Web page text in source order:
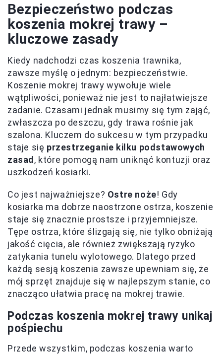
Bezpieczeństwo podczas
koszenia mokrej trawy –
kluczowe zasady
Kiedy nadchodzi czas koszenia trawnika,
zawsze myślę o jednym: bezpieczeństwie.
Koszenie mokrej trawy wywołuje wiele
wątpliwości, ponieważ nie jest to najłatwiejsze
zadanie. Czasami jednak musimy się tym zająć,
zwłaszcza po deszczu, gdy trawa rośnie jak
szalona. Kluczem do sukcesu w tym przypadku
staje się przestrzeganie kilku podstawowych
zasad, które pomogą nam uniknąć kontuzji oraz
uszkodzeń kosiarki.
Co jest najważniejsze? Ostre noże! Gdy
kosiarka ma dobrze naostrzone ostrza, koszenie
staje się znacznie prostsze i przyjemniejsze.
Tępe ostrza, które ślizgają się, nie tylko obniżają
jakość cięcia, ale również zwiększają ryzyko
zatykania tunelu wylotowego. Dlatego przed
każdą sesją koszenia zawsze upewniam się, że
mój sprzęt znajduje się w najlepszym stanie, co
znacząco ułatwia pracę na mokrej trawie.
Podczas koszenia mokrej trawy unikaj
pośpiechu
Przede wszystkim, podczas koszenia warto